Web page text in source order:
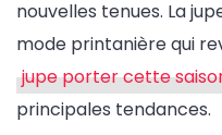
nouvelles tenues. La
mode printanière qui
jupe porter cette
principales tendances.